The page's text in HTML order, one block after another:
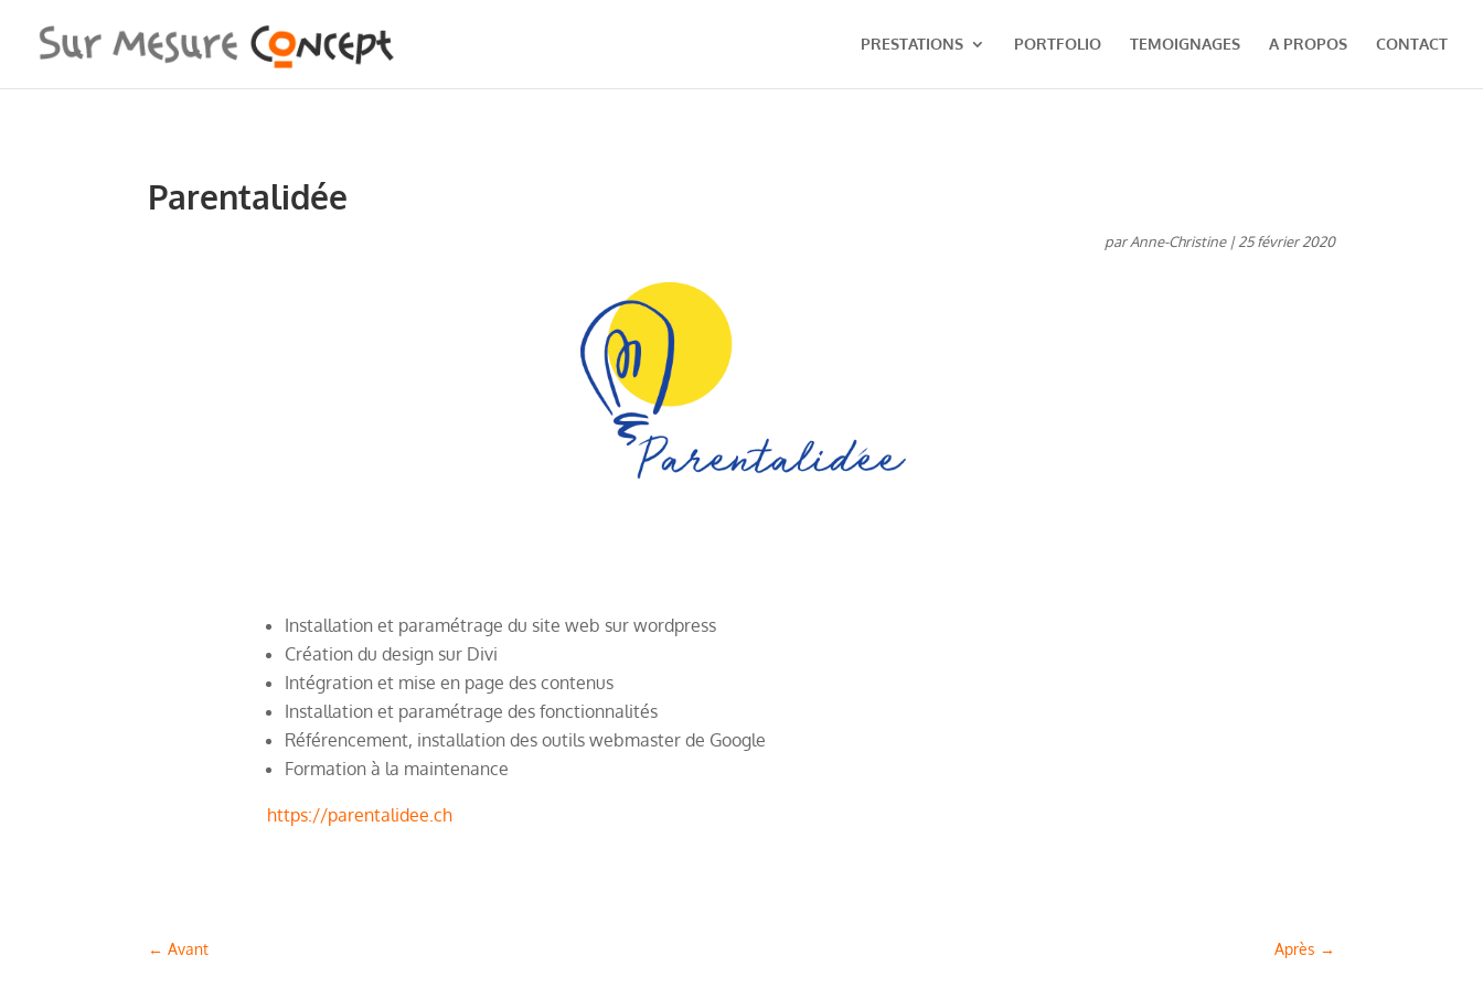
PRESTATIONS PORTFOLIO TEMOIGNAGES A PROPOS CONTACT
Parentalidée
parAnne-Christine|25 février 2020
Installation et paramétrage du site web sur wordpress
Création du design sur Divi
Intégration et mise en page des contenus
Installation et paramétrage des fonctionnalités
Référencement, installation des outils webmaster de Google
Formation à la maintenance
https://parentalidee.ch
←Avant Après →